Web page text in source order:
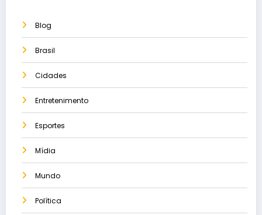
Blog
Brasil
Cidades
Entretenimento
Esportes
Mídia
Mundo
Política